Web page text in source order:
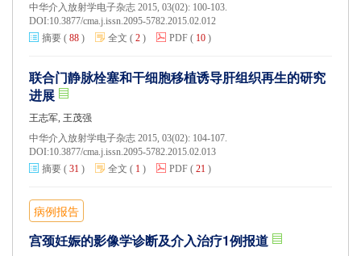
中华介入放射学电子杂志 2015, 03(02): 100-103.
DOI:10.3877/cma.j.issn.2095-5782.2015.02.012
摘要 ( 88 ) 全文 ( 2 ) PDF ( 10 )
联合门静脉栓塞和干细胞移植诱导肝组织再生的研究
进展
王志军, 王茂强
中华介入放射学电子杂志 2015, 03(02): 104-107.
DOI:10.3877/cma.j.issn.2095-5782.2015.02.013
摘要 ( 31 ) 全文 ( 1 ) PDF ( 21 )
病例报告
宫颈妊娠的影像学诊断及介入治疗1例报道